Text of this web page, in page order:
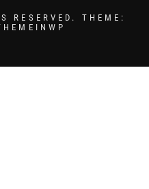
RESERVED. THEME: